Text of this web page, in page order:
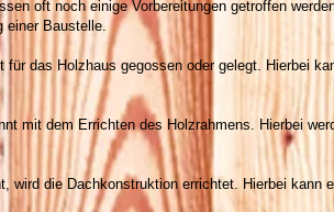
oft noch einige Vorbereitungen getroffen
einer Baustelle.
das Holzhaus gegossen oder gelegt. Hierbei
dem Errichten des Holzrahmens. Hierbei
die Dachkonstruktion errichtet. Hierbei kann